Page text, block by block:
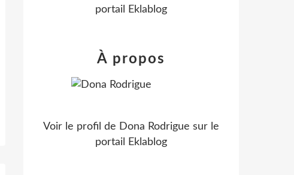
portail Eklablog
À propos
Voir le profil de Dona Rodrigue sur le
portail Eklablog